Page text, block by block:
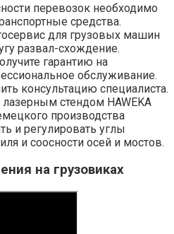
перевозок необходимо
средства.
для грузовых машин
развал-схождение.
гарантию на
обслуживание.
консультацию специалиста.
стендом HAWEKA
производства
и регулировать углы
и соосности осей и мостов.
на грузовиках